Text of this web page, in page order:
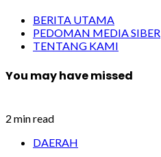
BERITA UTAMA
PEDOMAN MEDIA SIBER
TENTANG KAMI
You may have missed
2 min read
DAERAH